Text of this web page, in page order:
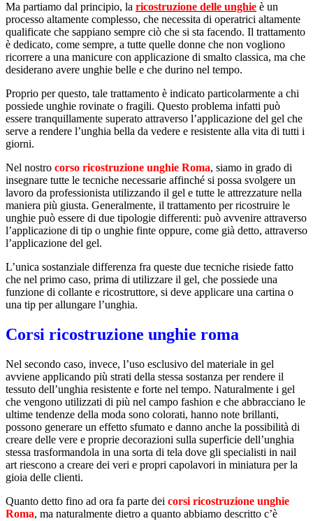
Ma partiamo dal principio, la ricostruzione delle unghie è un
processo altamente complesso, che necessita di operatrici altamente
qualificate che sappiano sempre ciò che si sta facendo. Il trattamento
è dedicato, come sempre, a tutte quelle donne che non vogliono
ricorrere a una manicure con applicazione di smalto classica, ma che
desiderano avere unghie belle e che durino nel tempo.
Proprio per questo, tale trattamento è indicato particolarmente a chi
possiede unghie rovinate o fragili. Questo problema infatti può
essere tranquillamente superato attraverso l’applicazione del gel che
serve a rendere l’unghia bella da vedere e resistente alla vita di tutti i
giorni.
Nel nostro corso ricostruzione unghie Roma, siamo in grado di
insegnare tutte le tecniche necessarie affinché si possa svolgere un
lavoro da professionista utilizzando il gel e tutte le attrezzature nella
maniera più giusta. Generalmente, il trattamento per ricostruire le
unghie può essere di due tipologie differenti: può avvenire attraverso
l’applicazione di tip o unghie finte oppure, come già detto, attraverso
l’applicazione del gel.
L’unica sostanziale differenza fra queste due tecniche risiede fatto
che nel primo caso, prima di utilizzare il gel, che possiede una
funzione di collante e ricostruttore, si deve applicare una cartina o
una tip per allungare l’unghia.
Corsi ricostruzione unghie roma
Nel secondo caso, invece, l’uso esclusivo del materiale in gel
avviene applicando più strati della stessa sostanza per rendere il
tessuto dell’unghia resistente e forte nel tempo. Naturalmente i gel
che vengono utilizzati di più nel campo fashion e che abbracciano le
ultime tendenze della moda sono colorati, hanno note brillanti,
possono generare un effetto sfumato e danno anche la possibilità di
creare delle vere e proprie decorazioni sulla superficie dell’unghia
stessa trasformandola in una sorta di tela dove gli specialisti in nail
art riescono a creare dei veri e propri capolavori in miniatura per la
gioia delle clienti.
Quanto detto fino ad ora fa parte dei corsi ricostruzione unghie
Roma, ma naturalmente dietro a quanto abbiamo descritto c’è